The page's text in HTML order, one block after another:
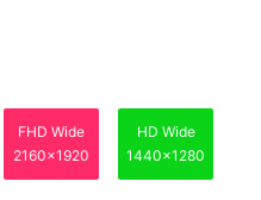
FHD Wide
2160x1920
HD Wide
1440x1280